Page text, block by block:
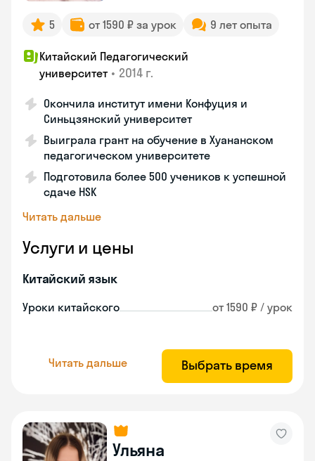
5 от 1590 ₽ за урок 9 лет опыта
Китайский Педагогический
университет • 2014 г.
Окончила институт имени Конфуция и
Синьцзянский университет
Выиграла грант на обучение в Хуананском
педагогическом университете
Подготовила более 500 учеников к успешной
сдаче HSK
Читать дальше
Услуги и цены
Китайский язык
Уроки китайского от 1590 ₽ / урок
Читать дальше Выбрать время
Ульяна